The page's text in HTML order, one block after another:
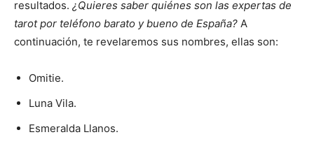
resultados. ¿Quieres saber quiénes son las expertas de
tarot por teléfono barato y bueno de España? A
continuación, te revelaremos sus nombres, ellas son:
Omitie.
Luna Vila.
Esmeralda Llanos.